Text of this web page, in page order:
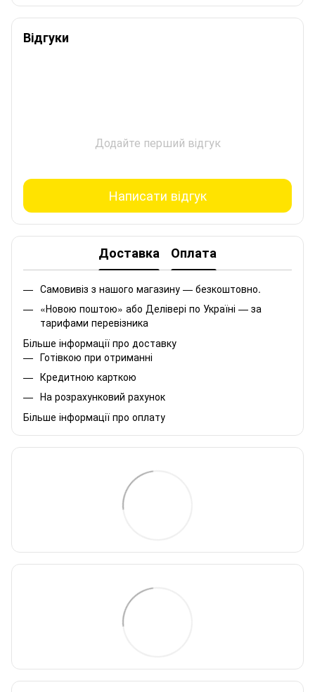
Відгуки
Додайте перший відгук
Написати відгук
Доставка Оплата
Самовивіз з нашого магазину — безкоштовно.
«Новою поштою» або Делівері по Україні — за
тарифами перевізника
Більше інформації про доставку
Готівкою при отриманні
Кредитною карткою
На розрахунковий рахунок
Більше інформації про оплату